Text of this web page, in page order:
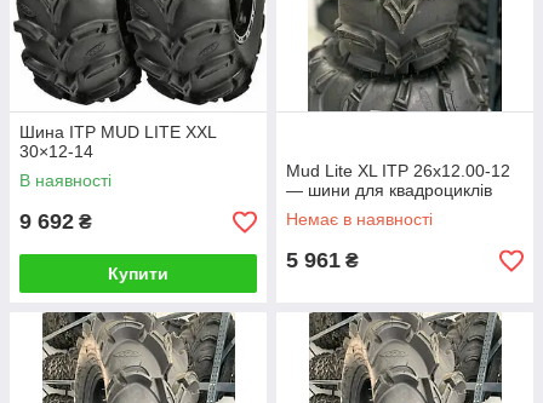
Шина ITP MUD LITE XXL
30×12-14
В наявності
9 692 ₴
Купити
Mud Lite XL ITP 26x12.00-12
— шини для квадроциклів
Немає в наявності
5 961 ₴